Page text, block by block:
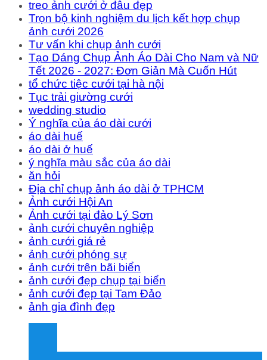
treo ảnh cưới ở đâu đẹp
Trọn bộ kinh nghiệm du lịch kết hợp chụp
ảnh cưới 2026
Tư vấn khi chụp ảnh cưới
Tạo Dáng Chụp Ảnh Áo Dài Cho Nam và Nữ
Tết 2026 - 2027: Đơn Giản Mà Cuốn Hút
tổ chức tiệc cưới tại hà nội
Tục trải giường cưới
wedding studio
Ý nghĩa của áo dài cưới
áo dài huế
áo dài ở huế
ý nghĩa màu sắc của áo dài
ăn hỏi
Địa chỉ chụp ảnh áo dài ở TPHCM
Ảnh cưới Hội An
Ảnh cưới tại đảo Lý Sơn
ảnh cưới chuyên nghiệp
ảnh cưới giá rẻ
ảnh cưới phóng sự
ảnh cưới trên bãi biển
ảnh cưới đẹp chụp tại biển
ảnh cưới đẹp tại Tam Đảo
ảnh gia đình đẹp